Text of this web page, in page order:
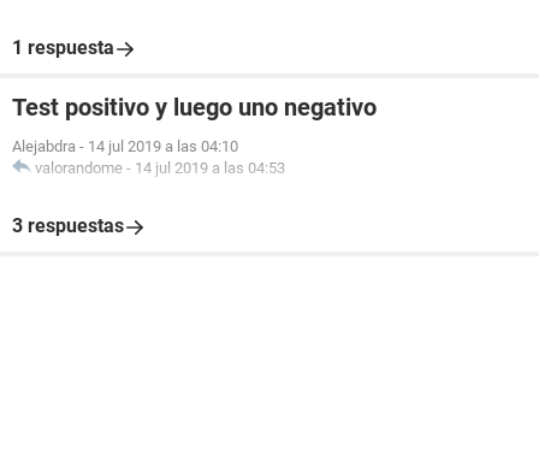
1 respuesta
Test positivo y luego uno negativo
Alejabdra - 14 jul 2019 a las 04:10
valorandome - 14 jul 2019 a las 04:53
3 respuestas